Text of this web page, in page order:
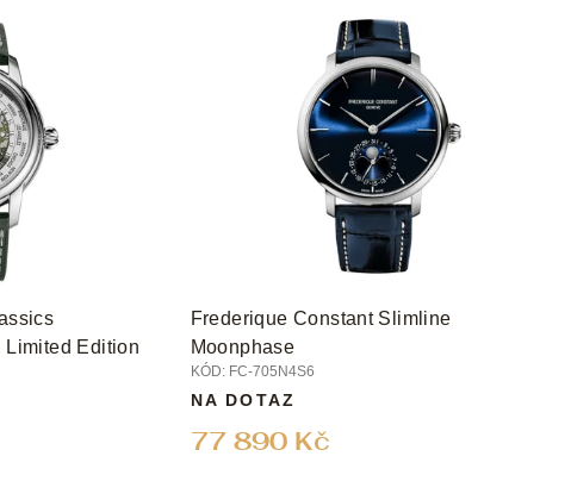
Limited Edition
Frederique Constant Slimline
Moonphase
KÓD: FC-705N4S6
77 890 Kč
NA DOTAZ